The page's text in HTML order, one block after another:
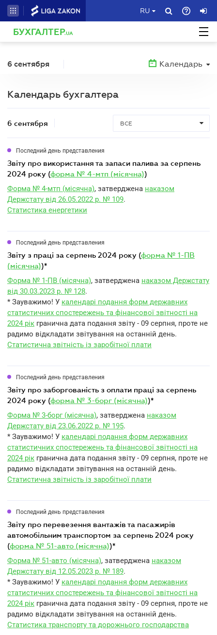
RU
БУХГАЛТЕР.UA
6 сентября Календарь
Календарь бухгалтера
6 сентября ВСЕ
Последний день представления
звіту про використання та запаси палива за серпень
2024 року (форма № 4-мтп (місячна))
Форма № 4-мтп (місячна), затверджена наказом
Держстату від 26.05.2022 р. № 109.
Статистика енергетики
Последний день представления
звіту з праці за серпень 2024 року (форма № 1-ПВ
(місячна))*
Форма № 1-ПВ (місячна), затверджена наказом Держстату
від 30.03.2023 р. № 128.
* Зауважимо! У календарі подання форм державних
статистичних спостережень та фінансової звітності на
2024 рік гранична дата подання звіту - 09 серпня, проте не
радимо відкладати звітування на останній день.
Статистична звітність із заробітної плати
Последний день представления
звіту про заборгованість з оплати праці за серпень
2024 року (форма № 3-борг (місячна))*
Форма № 3-борг (місячна), затверджена наказом
Держстату від 23.06.2022 р. № 195.
* Зауважимо! У календарі подання форм державних
статистичних спостережень та фінансової звітності на
2024 рік гранична дата подання звіту - 09 серпня, проте не
радимо відкладати звітування на останній день.
Статистична звітність із заробітної плати
Последний день представления
звіту про перевезення вантажів та пасажирів
автомобільним транспортом за серпень 2024 року
(форма № 51-авто (місячна))*
Форма № 51-авто (місячна), затверджена наказом
Держстату від 12.05.2023 р. № 189.
* Зауважимо! У календарі подання форм державних
статистичних спостережень та фінансової звітності на
2024 рік гранична дата подання звіту - 09 серпня, проте не
радимо відкладати звітування на останній день.
Статистика транспорту та дорожнього господарства